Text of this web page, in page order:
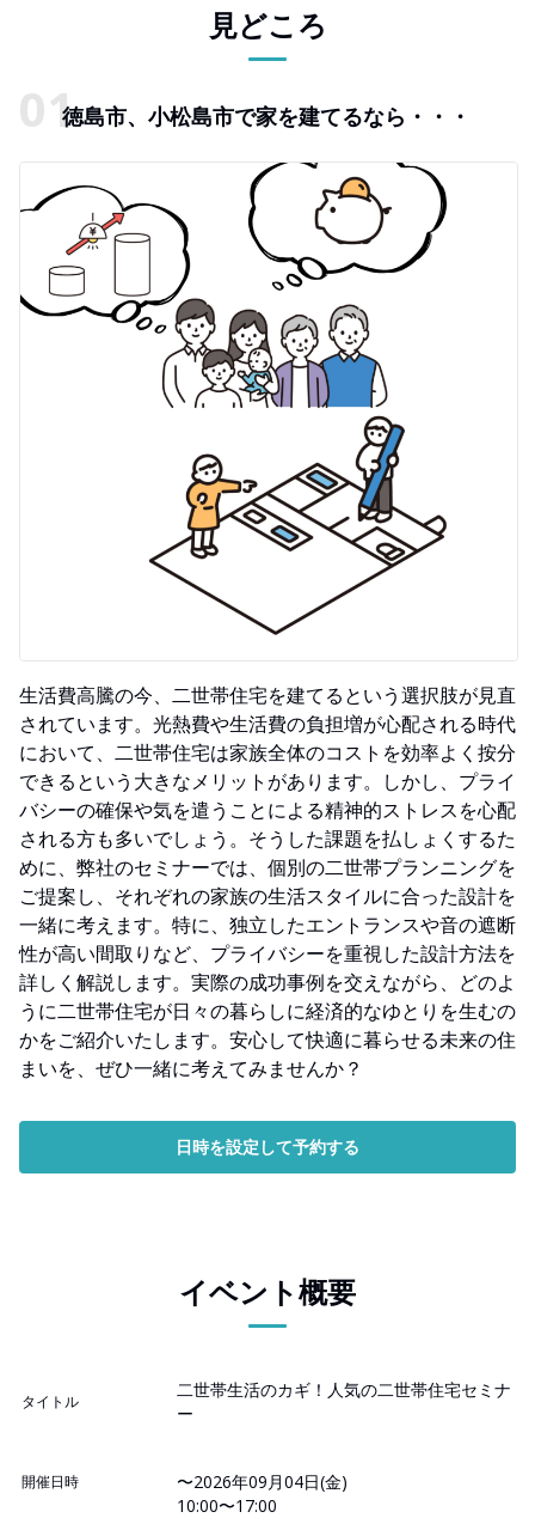
見どころ
徳島市、小松島市で家を建てるなら・・・
生活費高騰の今、二世帯住宅を建てるという選択肢が見直
されています。光熱費や生活費の負担増が心配される時代
において、二世帯住宅は家族全体のコストを効率よく按分
できるという大きなメリットがあります。しかし、プライ
バシーの確保や気を遣うことによる精神的ストレスを心配
される方も多いでしょう。そうした課題を払しょくするた
めに、弊社のセミナーでは、個別の二世帯プランニングを
ご提案し、それぞれの家族の生活スタイルに合った設計を
一緒に考えます。特に、独立したエントランスや音の遮断
性が高い間取りなど、プライバシーを重視した設計方法を
詳しく解説します。実際の成功事例を交えながら、どのよ
うに二世帯住宅が日々の暮らしに経済的なゆとりを生むの
かをご紹介いたします。安心して快適に暮らせる未来の住
まいを、ぜひ一緒に考えてみませんか？
日時を設定して予約する
イベント概要
タイトル
二世帯生活のカギ！人気の二世帯住宅セミナ
ー
開催日時
〜2026年09月04日(金)
10:00〜17:00